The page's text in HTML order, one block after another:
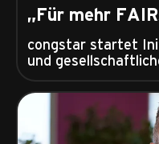
„Für mehr
congstar startet
und